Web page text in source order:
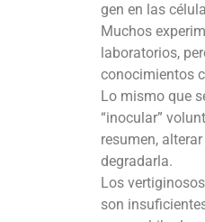
gen en las
Muchos
laboratorios,
conocimientos
Lo mismo que
“inocular”
resumen,
degradarla.
Los
son